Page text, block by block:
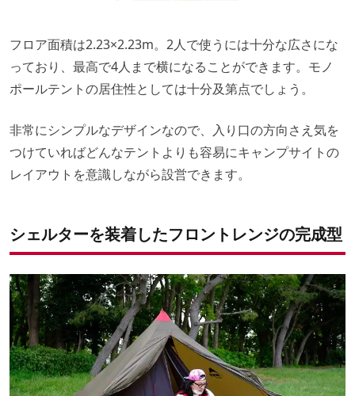
フロア面積は2.23×2.23m。2人で使うには十分な広さにな
っており、最高で4人まで横になることができます。モノ
ポールテントの居住性としては十分及第点でしょう。
非常にシンプルなデザインなので、入り口の方向さえ気を
つけていればどんなテントよりも容易にキャンプサイトの
レイアウトを意識しながら設営できます。
シェルターを装着したフロントレンジの完成型